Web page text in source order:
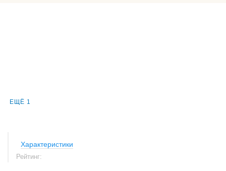
ЕЩЁ 1
Характеристики
Рейтинг: